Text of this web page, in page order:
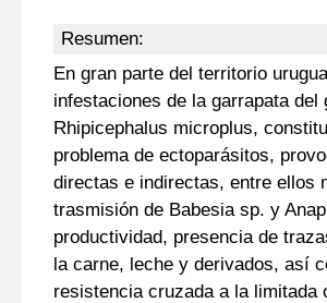
Resumen:
En gran parte del territorio
infestaciones de la garrapata del
Rhipicephalus microplus,
problema de ectoparásitos,
directas e indirectas, entre ellos
trasmisión de Babesia sp. y
productividad, presencia de
la carne, leche y derivados, así
resistencia cruzada a la limitada